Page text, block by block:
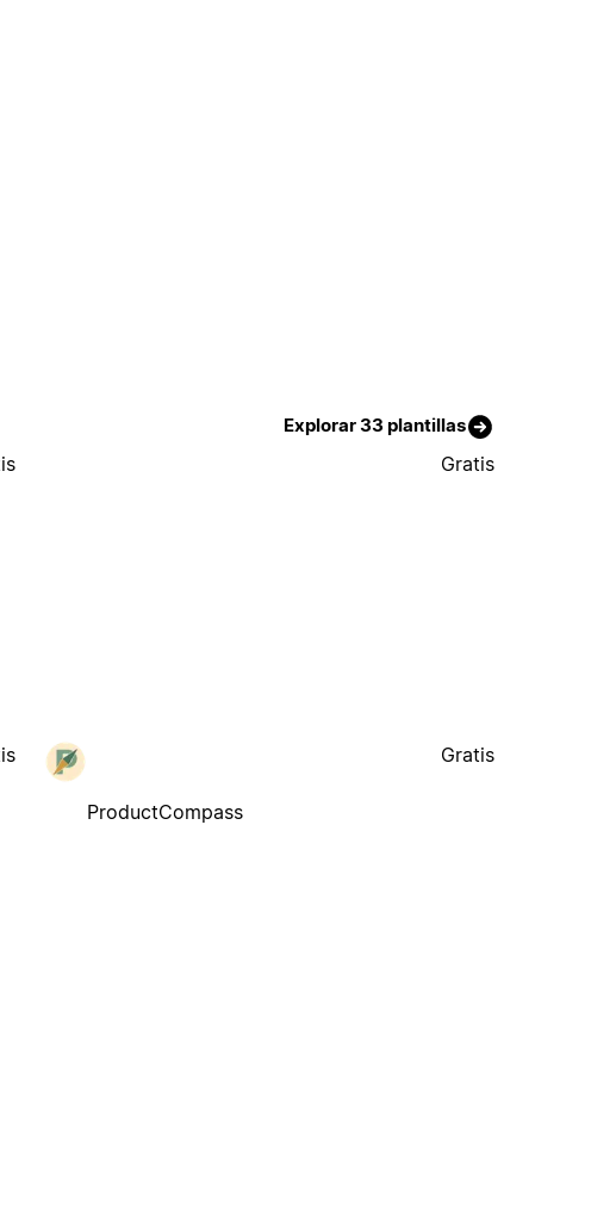
Explorar 33 plantillas
Gratis
ProductCompass
Gratis